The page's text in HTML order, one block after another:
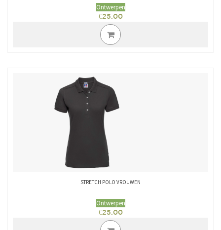
Ontwerpen
€25.00
STRETCH POLO VROUWEN
Ontwerpen
€25.00